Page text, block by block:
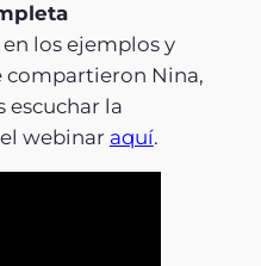
los ejemplos y
compartieron Nina,
escuchar la
webinar aquí.